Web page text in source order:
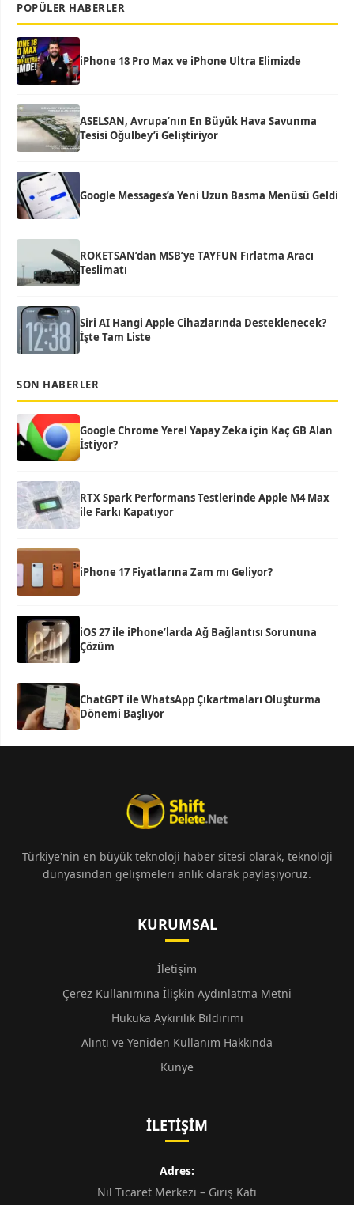
POPÜLER HABERLER
iPhone 18 Pro Max ve iPhone Ultra Elimizde
ASELSAN, Avrupa’nın En Büyük Hava Savunma
Tesisi Oğulbey’i Geliştiriyor
Google Messages’a Yeni Uzun Basma Menüsü Geldi
ROKETSAN’dan MSB’ye TAYFUN Fırlatma Aracı
Teslimatı
Siri AI Hangi Apple Cihazlarında Desteklenecek?
İşte Tam Liste
SON HABERLER
Google Chrome Yerel Yapay Zeka için Kaç GB Alan
İstiyor?
RTX Spark Performans Testlerinde Apple M4 Max
ile Farkı Kapatıyor
iPhone 17 Fiyatlarına Zam mı Geliyor?
iOS 27 ile iPhone’larda Ağ Bağlantısı Sorununa
Çözüm
ChatGPT ile WhatsApp Çıkartmaları Oluşturma
Dönemi Başlıyor
Türkiye'nin en büyük teknoloji haber sitesi olarak, teknoloji
dünyasından gelişmeleri anlık olarak paylaşıyoruz.
KURUMSAL
İletişim
Çerez Kullanımına İlişkin Aydınlatma Metni
Hukuka Aykırılık Bildirimi
Alıntı ve Yeniden Kullanım Hakkında
Künye
İLETIŞIM
Adres:
Nil Ticaret Merkezi – Giriş Katı